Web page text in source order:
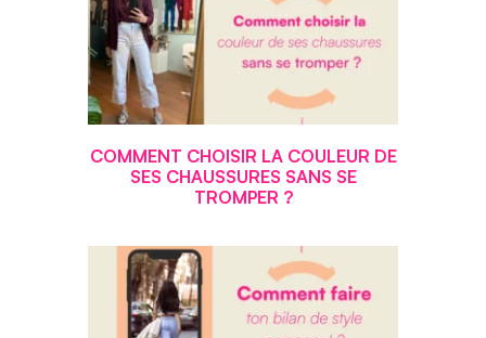
COMMENT CHOISIR LA COULEUR DE
SES CHAUSSURES SANS SE
TROMPER ?